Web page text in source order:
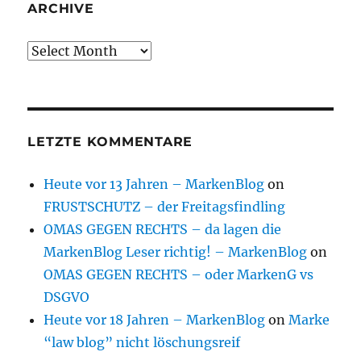
ARCHIVE
Archive
LETZTE KOMMENTARE
Heute vor 13 Jahren – MarkenBlog on
FRUSTSCHUTZ – der Freitagsfindling
OMAS GEGEN RECHTS – da lagen die
MarkenBlog Leser richtig! – MarkenBlog on
OMAS GEGEN RECHTS – oder MarkenG vs
DSGVO
Heute vor 18 Jahren – MarkenBlog onMarke
“law blog” nicht löschungsreif